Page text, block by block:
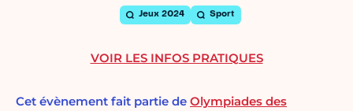
Jeux 2024 Sport
Cet évènement fait partie de Olympiades des
VOIR LES INFOS PRATIQUES